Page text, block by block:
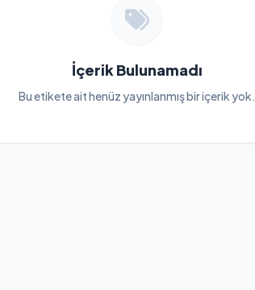
İçerik Bulunamadı
Bu etikete ait henüz yayınlanmış bir içerik yok.